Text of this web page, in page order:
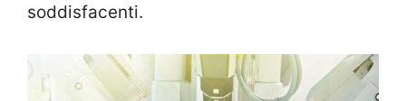
soddisfacenti.